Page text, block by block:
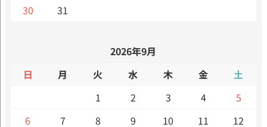
30
31
2026年9月
日
月 火 水 木 金
土
1
2 3 4
5
6
7 8 9 10 11
12